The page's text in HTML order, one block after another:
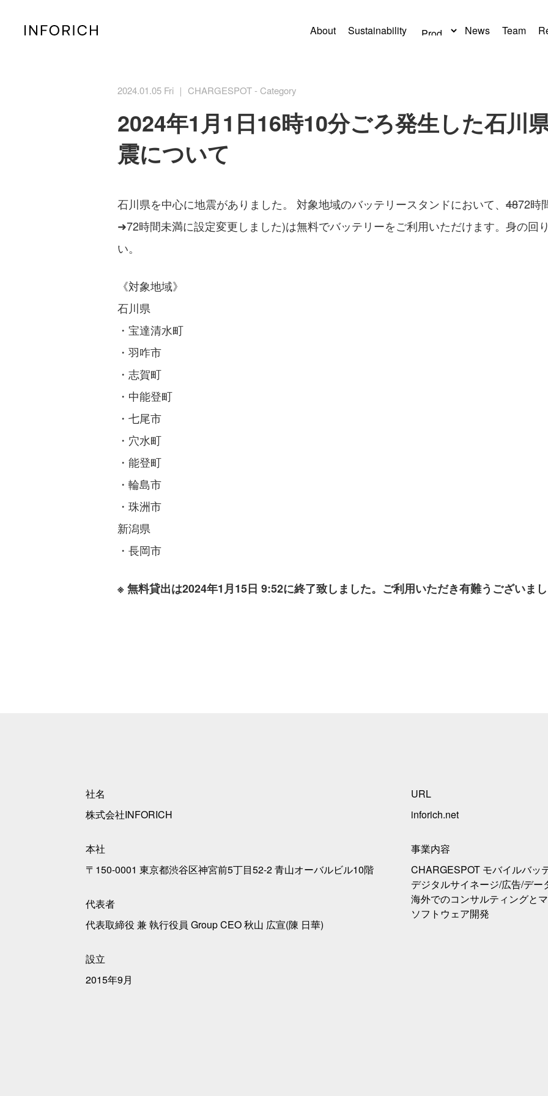
About Sustainability News Team
2024.01.05 Fri ｜ CHARGESPOT - Category
2024年1月1日16時10分ごろ発生した石川
震について
石川県を中心に地震がありました。 対象地域のバッテリースタンドにおいて、 4872時
➜72時間未満に設定変更しました)は無料でバッテリーをご利用いただけます。身の回
い。
《対象地域》
石川県
・宝達清水町
・羽咋市
・志賀町
・中能登町
・七尾市
・穴水町
・能登町
・輪島市
・珠洲市
新潟県
・長岡市
※ 無料貸出は2024年1月15日 9:52に終了致しました。ご利用いただき有難うございま
社名
株式会社INFORICH
本社
〒150-0001 東京都渋谷区神宮前5丁目52-2 青山オーバルビル10階
代表者
代表取締役 兼 執行役員 Group CEO 秋山 広宣(陳 日華)
設立
2015年9月
URL
inforich.net
事業内容
CHARGESPOT モバイルバッ
デジタルサイネージ/広告/デー
海外でのコンサルティングと
ソフトウェア開発